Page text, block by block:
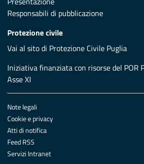
Responsabili di pubblicazione
Protezione civile
Vai al sito di Protezione Civile Puglia
Iniziativa finanziata con risorse del
Asse XI
Note legali
Cookie e privacy
Atti di notifica
Feed RSS
Servizi Intranet